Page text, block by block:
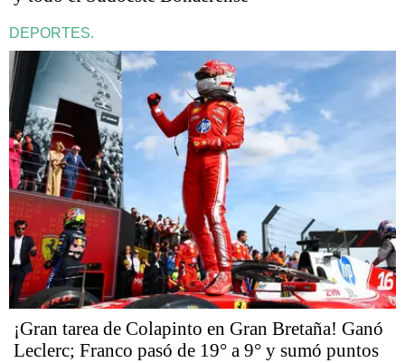
DEPORTES.
¡Gran tarea de Colapinto en Gran Bretaña! Ganó
Leclerc; Franco pasó de 19° a 9° y sumó puntos